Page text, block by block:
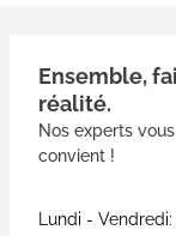
Ensemble,
réalité.
Nos experts
convient !
Lundi -